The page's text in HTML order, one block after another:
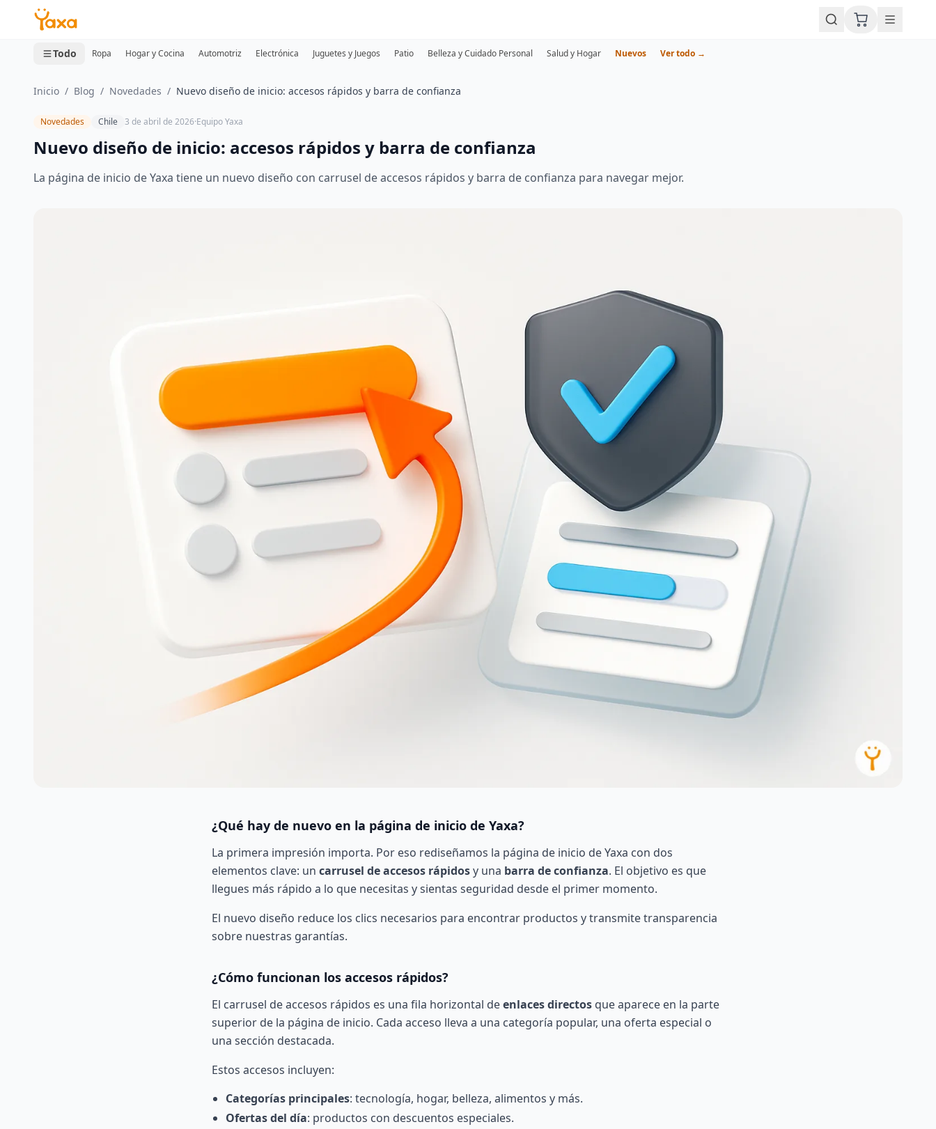
MINI CARRITO
0 productos
Todo Ropa Hogar y Cocina Automotriz Electrónica Juguetes y Juegos Patio Belleza y Cuidado Personal Salud y Hogar Nuevos Ver todo →
Inicio / Blog / Novedades / Nuevo diseño de inicio: accesos rápidos y barra de confianza
Novedades Chile 3 de abril de 2026·Equipo Yaxa
Nuevo diseño de inicio: accesos rápidos y barra de confianza
La página de inicio de Yaxa tiene un nuevo diseño con carrusel de accesos rápidos y barra de confianza para navegar mejor.
¿Qué hay de nuevo en la página de inicio de Yaxa?
La primera impresión importa. Por eso rediseñamos la página de inicio de Yaxa con dos
elementos clave: un carrusel de accesos rápidosy una barra de confianza. El objetivo es que
llegues más rápido a lo que necesitas y sientas seguridad desde el primer momento.
El nuevo diseño reduce los clics necesarios para encontrar productos y transmite transparencia
sobre nuestras garantías.
¿Cómo funcionan los accesos rápidos?
El carrusel de accesos rápidos es una fila horizontal deenlaces directos que aparece en la parte
superior de la página de inicio. Cada acceso lleva a una categoría popular, una oferta especial o
una sección destacada.
Estos accesos incluyen:
Categorías principales: tecnología, hogar, belleza, alimentos y más.
Ofertas del día: productos con descuentos especiales.